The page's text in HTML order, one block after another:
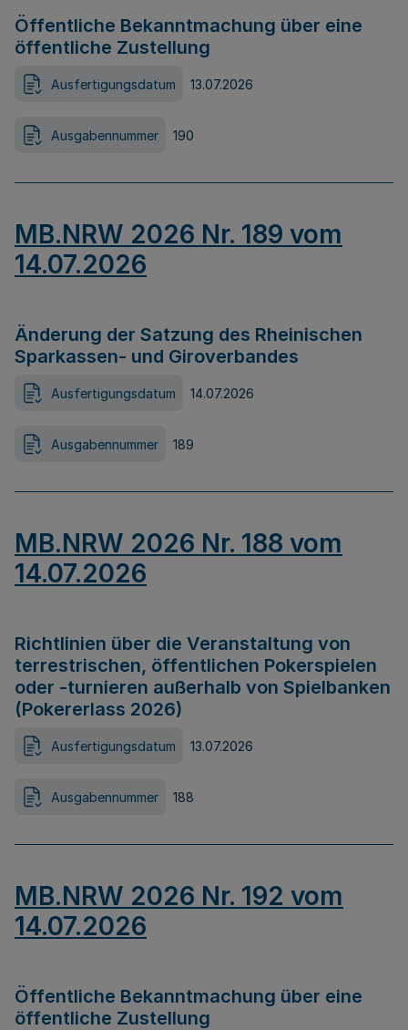
Öffentliche Bekanntmachung über eine
öffentliche Zustellung
Ausfertigungsdatum 13.07.2026
Ausgabennummer 190
MB.NRW 2026 Nr. 189 vom
14.07.2026
Änderung der Satzung des Rheinischen
Sparkassen- und Giroverbandes
Ausfertigungsdatum 14.07.2026
Ausgabennummer 189
MB.NRW 2026 Nr. 188 vom
14.07.2026
Richtlinien über die Veranstaltung von
terrestrischen, öffentlichen Pokerspielen
oder -turnieren außerhalb von Spielbanken
(Pokererlass 2026)
Ausfertigungsdatum 13.07.2026
Ausgabennummer 188
MB.NRW 2026 Nr. 192 vom
14.07.2026
Öffentliche Bekanntmachung über eine
öffentliche Zustellung